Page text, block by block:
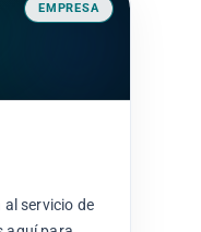
EMPRESA
al servicio de